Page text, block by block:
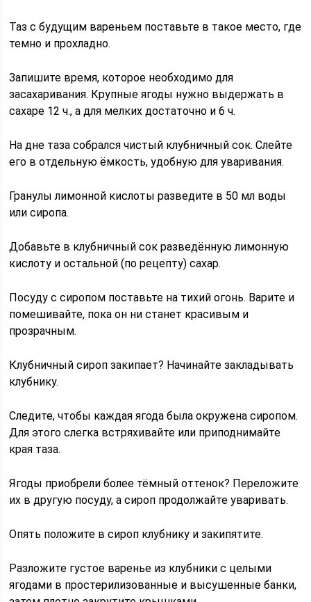
Таз с будущим вареньем поставьте в такое место, где
темно и прохладно.
Запишите время, которое необходимо для
засахаривания. Крупные ягоды нужно выдержать в
сахаре 12 ч., а для мелких достаточно и 6 ч.
На дне таза собрался чистый клубничный сок. Слейте
его в отдельную ёмкость, удобную для уваривания.
Гранулы лимонной кислоты разведите в 50 мл воды
или сиропа.
Добавьте в клубничный сок разведённую лимонную
кислоту и остальной (по рецепту) сахар.
Посуду с сиропом поставьте на тихий огонь. Варите и
помешивайте, пока он ни станет красивым и
прозрачным.
Клубничный сироп закипает? Начинайте закладывать
клубнику.
Следите, чтобы каждая ягода была окружена сиропом.
Для этого слегка встряхивайте или приподнимайте
края таза.
Ягоды приобрели более тёмный оттенок? Переложите
их в другую посуду, а сироп продолжайте уваривать.
Опять положите в сироп клубнику и закипятите.
Разложите густое варенье из клубники с целыми
ягодами в простерилизованные и высушенные банки,